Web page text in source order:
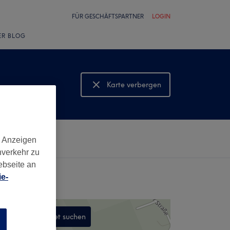
FÜR GESCHÄFTSPARTNER LOGIN
BLOG
Karte verbergen
Karte anzeigen
In diesem Gebiet suchen
zu
an